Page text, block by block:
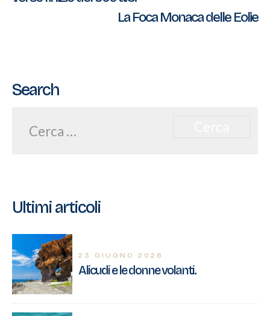
La Foca Monaca delle Eolie
Search
per:
Ultimi articoli
23 GIUGNO 2026
Alicudi e le donne volanti.